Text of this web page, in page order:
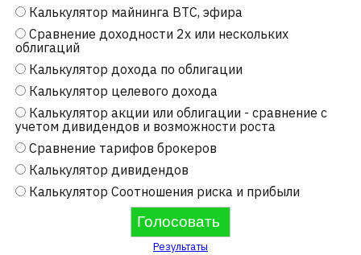
Калькулятор майнинга BTC, эфира
Сравнение доходности 2х или нескольких
облигаций
Калькулятор дохода по облигации
Калькулятор целевого дохода
Калькулятор акции или облигации - сравнение с
учетом дивидендов и возможности роста
Сравнение тарифов брокеров
Калькулятор дивидендов
Калькулятор Соотношения риска и прибыли
Результаты